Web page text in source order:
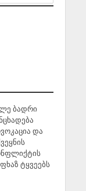
ბადრი
და
ტყვეებს